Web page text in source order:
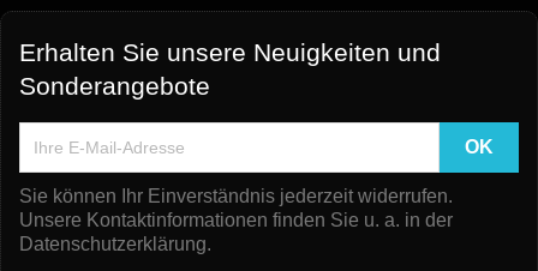
Erhalten Sie unsere Neuigkeiten und
Sonderangebote
Sie können Ihr Einverständnis jederzeit widerrufen.
Unsere Kontaktinformationen finden Sie u. a. in der
Datenschutzerklärung.